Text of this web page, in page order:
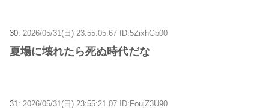
30: 2026/05/31(日) 23:55:05.67 ID:5ZixhGb00
夏場に壊れたら死ぬ時代だな
31: 2026/05/31(日) 23:55:21.07 ID:FoujZ3U90